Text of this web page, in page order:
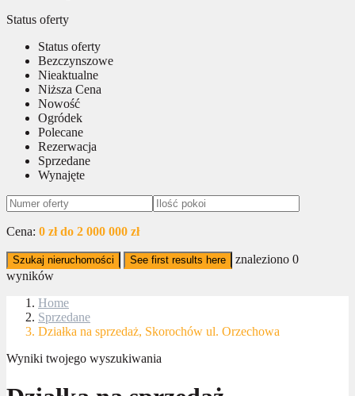
Status oferty
Status oferty
Bezczynszowe
Nieaktualne
Niższa Cena
Nowość
Ogródek
Polecane
Rezerwacja
Sprzedane
Wynajęte
Cena: 0 zł do 2 000 000 zł
Szukaj nieruchomości See first results here znaleziono 0
wyników
Home
Sprzedane
Działka na sprzedaż, Skorochów ul. Orzechowa
Wyniki twojego wyszukiwania